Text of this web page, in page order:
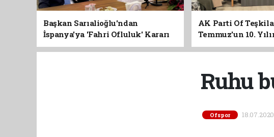
Başkan Sarıalioğlu'ndan
İspanya'ya 'Fahri Ofluluk' Kararı
AK Parti Of
Temmuz'un 10.
Birlik Vurgusu
Ruhu
Ofspor